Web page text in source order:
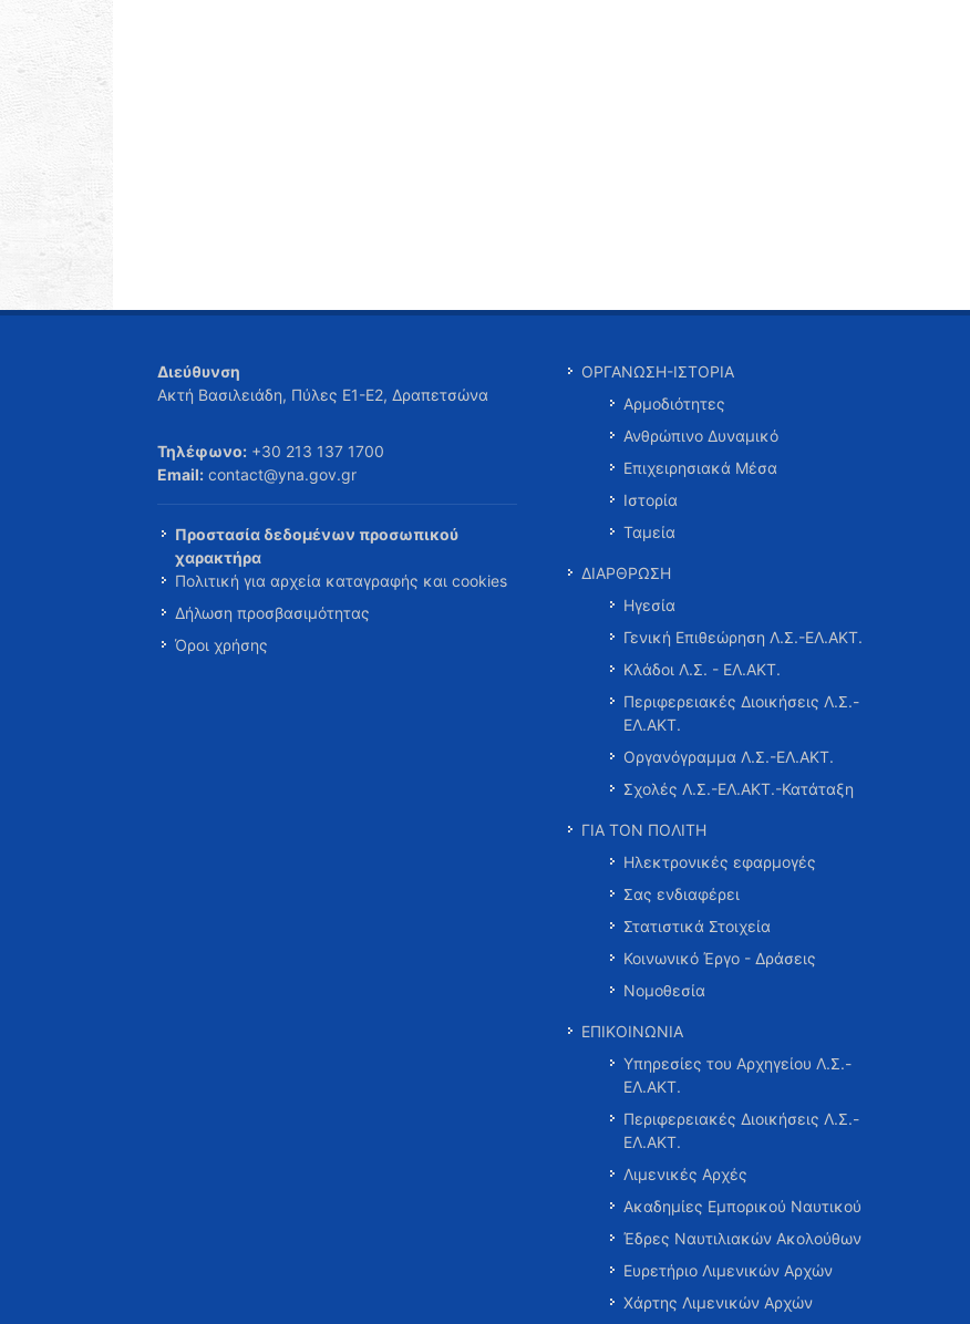
Διεύθυνση
Ακτή Βασιλειάδη, Πύλες Ε1-Ε2, Δραπετσώνα
Τηλέφωνο: +30 213 137 1700
Email: contact@yna.gov.gr
Προστασία δεδομένων προσωπικού
χαρακτήρα
Πολιτική για αρχεία καταγραφής και cookies
Δήλωση προσβασιμότητας
Όροι χρήσης
ΟΡΓΑΝΩΣΗ-ΙΣΤΟΡΙΑ
Αρμοδιότητες
Ανθρώπινο Δυναμικό
Επιχειρησιακά Μέσα
Ιστορία
Ταμεία
ΔΙΑΡΘΡΩΣΗ
Ηγεσία
Γενική Επιθεώρηση Λ.Σ.-ΕΛ.ΑΚΤ.
Κλάδοι Λ.Σ. - ΕΛ.ΑΚΤ.
Περιφερειακές Διοικήσεις Λ.Σ.-
ΕΛ.ΑΚΤ.
Οργανόγραμμα Λ.Σ.-ΕΛ.ΑΚΤ.
Σχολές Λ.Σ.-ΕΛ.ΑΚΤ.-Κατάταξη
ΓΙΑ ΤΟΝ ΠΟΛΙΤΗ
Ηλεκτρονικές εφαρμογές
Σας ενδιαφέρει
Στατιστικά Στοιχεία
Κοινωνικό Έργο - Δράσεις
Νομοθεσία
ΕΠΙΚΟΙΝΩΝΙΑ
Υπηρεσίες του Αρχηγείου Λ.Σ.-
ΕΛ.ΑΚΤ.
Περιφερειακές Διοικήσεις Λ.Σ.-
ΕΛ.ΑΚΤ.
Λιμενικές Αρχές
Ακαδημίες Εμπορικού Ναυτικού
Έδρες Ναυτιλιακών Ακολούθων
Ευρετήριο Λιμενικών Αρχών
Χάρτης Λιμενικών Αρχών